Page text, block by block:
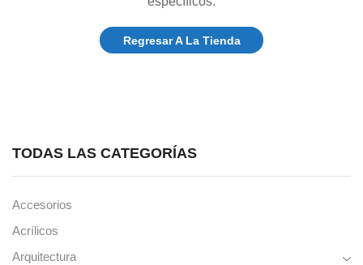
Regresar A La Tienda
TODAS LAS CATEGORÍAS
Accesorios
Acrílicos
Arquitectura